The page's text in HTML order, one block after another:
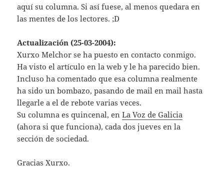
aquí su columna. Si así fuese, al menos quedara en
las mentes de los lectores. ;D
Actualización (25-03-2004):
Xurxo Melchor se ha puesto en contacto conmigo.
Ha visto el artículo en la web y le ha parecido bien.
Incluso ha comentado que esa columna realmente
ha sido un bombazo, pasando de mail en mail hasta
llegarle a el de rebote varias veces.
Su columna es quincenal, enLa Voz de Galicia
(ahora si que funciona), cada dos jueves en la
sección de sociedad.
Gracias Xurxo.